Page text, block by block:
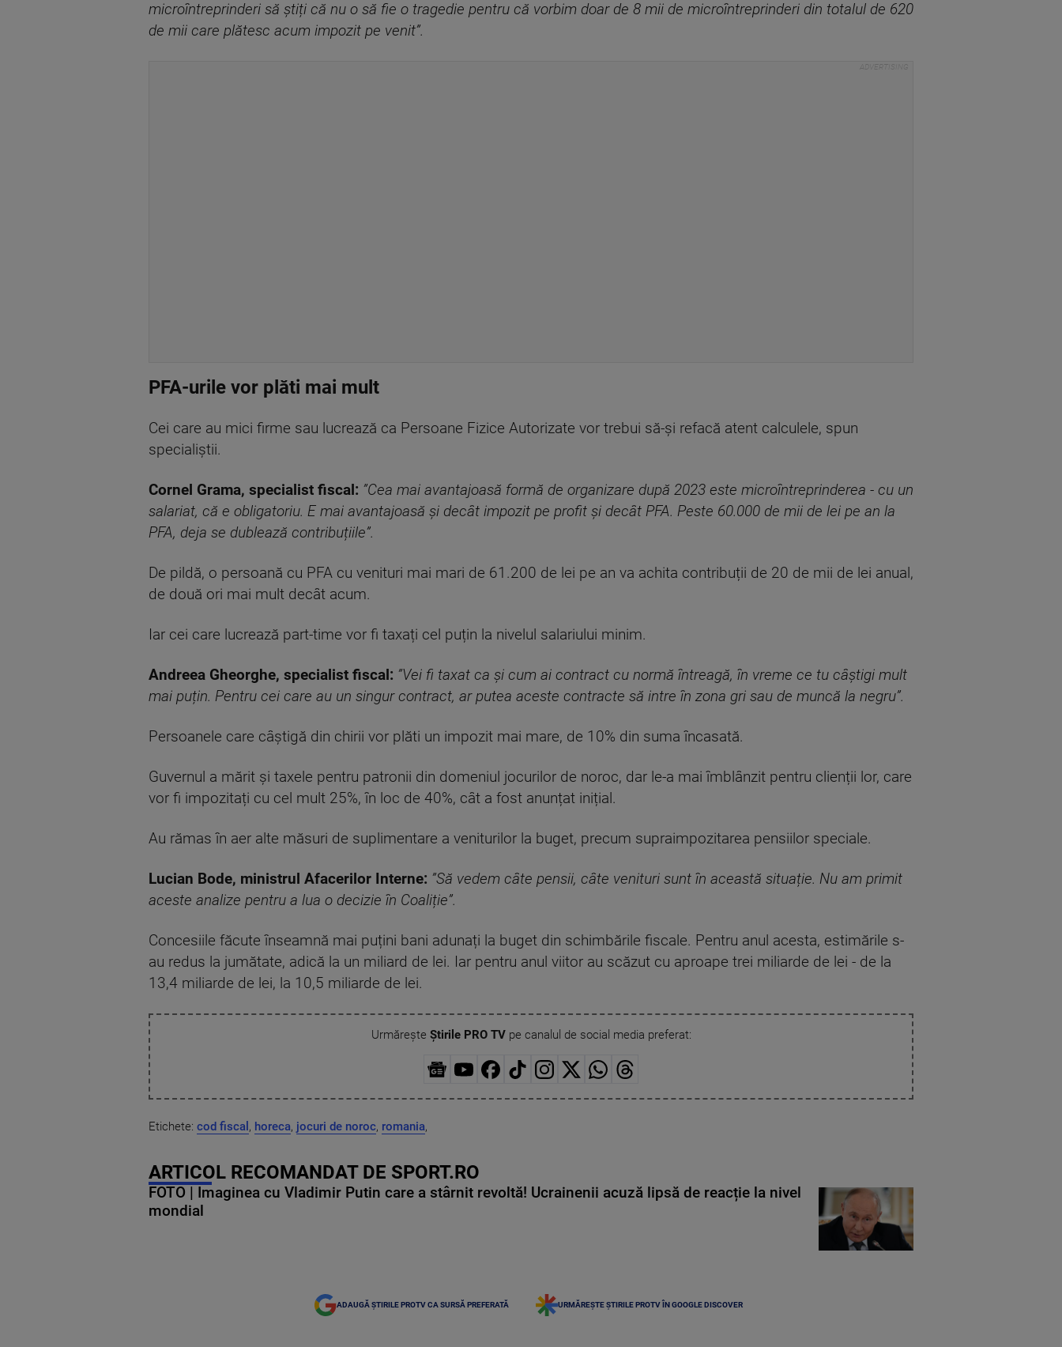
microîntreprinderi să știți că nu o să fie o tragedie pentru că vorbim doar de 8 mii de microîntreprinderi din totalul de 620
de mii care plătesc acum impozit pe venit”.
PFA-urile vor plăti mai mult
Cei care au mici firme sau lucrează ca Persoane Fizice Autorizate vor trebui să-și refacă atent calculele, spun
specialiștii.
Cornel Grama, specialist fiscal: ”Cea mai avantajoasă formă de organizare după 2023 este microîntreprinderea - cu un
salariat, că e obligatoriu. E mai avantajoasă și decât impozit pe profit și decât PFA. Peste 60.000 de mii de lei pe an la
PFA, deja se dublează contribuțiile”.
De pildă, o persoană cu PFA cu venituri mai mari de 61.200 de lei pe an va achita contribuții de 20 de mii de lei anual,
de două ori mai mult decât acum.
Iar cei care lucrează part-time vor fi taxați cel puțin la nivelul salariului minim.
Andreea Gheorghe, specialist fiscal: ”Vei fi taxat ca și cum ai contract cu normă întreagă, în vreme ce tu câștigi mult
mai puțin. Pentru cei care au un singur contract, ar putea aceste contracte să intre în zona gri sau de muncă la negru”.
Persoanele care câştigă din chirii vor plăti un impozit mai mare, de 10% din suma încasată.
Guvernul a mărit și taxele pentru patronii din domeniul jocurilor de noroc, dar le-a mai îmblânzit pentru clienții lor, care
vor fi impozitați cu cel mult 25%, în loc de 40%, cât a fost anunțat inițial.
Au rămas în aer alte măsuri de suplimentare a veniturilor la buget, precum supraimpozitarea pensiilor speciale.
Lucian Bode, ministrul Afacerilor Interne: ”Să vedem câte pensii, câte venituri sunt în această situație. Nu am primit
aceste analize pentru a lua o decizie în Coaliție”.
Concesiile făcute înseamnă mai puțini bani adunați la buget din schimbările fiscale. Pentru anul acesta, estimările s-
au redus la jumătate, adică la un miliard de lei. Iar pentru anul viitor au scăzut cu aproape trei miliarde de lei - de la
13,4 miliarde de lei, la 10,5 miliarde de lei.
Urmărește Știrile PRO TVpe canalul de social media preferat:
Etichete: cod fiscal , horeca, jocuri de noroc, romania,
ARTICOL RECOMANDAT DE SPORT.RO
FOTO | Imaginea cu Vladimir Putin care a stârnit revoltă! Ucrainenii acuză lipsă de reacție la nivel
mondial
ADAUGĂ ȘTIRILE PROTV CA SURSĂ PREFERATĂ URMĂREȘTE ȘTIRILE PROTV ÎN GOOGLE DISCOVER